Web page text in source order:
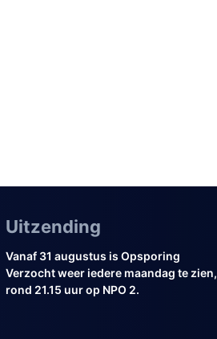
Uitzending
Vanaf 31 augustus is Opsporing
Verzocht weer iedere maandag te zien,
rond 21.15 uur op NPO 2.